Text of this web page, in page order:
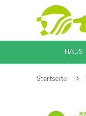
HAUS
Startseite